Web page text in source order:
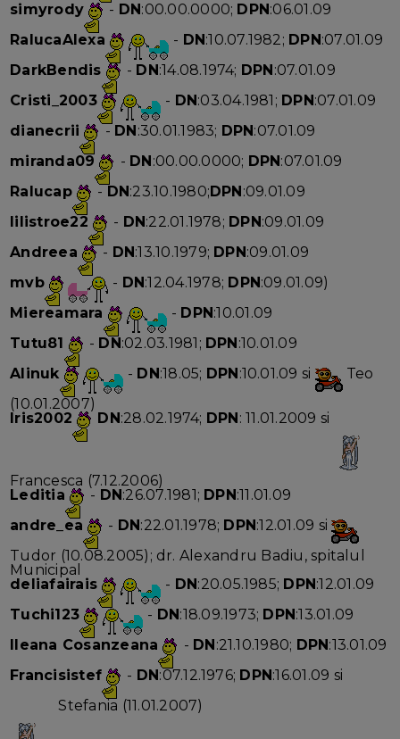
simyrody
- DN:00.00.0000; DPN:06.01.09
RalucaAlexa
- DN:10.07.1982; DPN:07.01.09
DarkBendis
- DN:14.08.1974; DPN:07.01.09
Cristi_2003
- DN:03.04.1981; DPN:07.01.09
dianecrii
- DN:30.01.1983; DPN:07.01.09
miranda09
- DN:00.00.0000; DPN:07.01.09
Ralucap
- DN:23.10.1980;DPN:09.01.09
lilistroe22
- DN:22.01.1978; DPN:09.01.09
Andreea
- DN:13.10.1979; DPN:09.01.09
mvb
- DN:12.04.1978; DPN:09.01.09)
Miereamara
- DPN:10.01.09
Tutu81
- DN:02.03.1981; DPN:10.01.09
Alinuk
- DN:18.05; DPN:10.01.09 si
Teo
(10.01.2007)
Iris2002
DN:28.02.1974; DPN: 11.01.2009 si
Francesca (7.12.2006)
Leditia
- DN:26.07.1981; DPN:11.01.09
andre_ea
- DN:22.01.1978; DPN:12.01.09 si
Tudor (10.08.2005); dr. Alexandru Badiu, spitalul
Municipal
deliafairais
- DN:20.05.1985; DPN:12.01.09
Tuchi123
- DN:18.09.1973; DPN:13.01.09
Ileana Cosanzeana
- DN:21.10.1980; DPN:13.01.09
Francisistef
- DN:07.12.1976; DPN:16.01.09 si
Stefania (11.01.2007)